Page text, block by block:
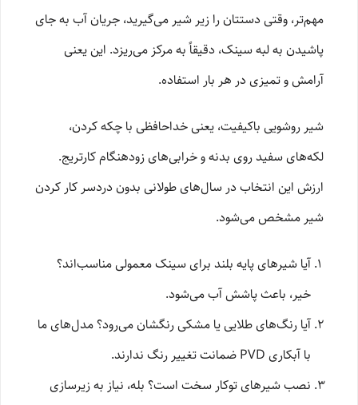
مهم‌تر، وقتی دستتان را زیر شیر می‌گیرید، جریان آب به جای
پاشیدن به لبه سینک، دقیقاً به مرکز می‌ریزد. این یعنی
آرامش و تمیزی در هر بار استفاده.
شیر روشویی باکیفیت، یعنی خداحافظی با چکه کردن،
لکه‌های سفید روی بدنه و خرابی‌های زودهنگام کارتریج.
ارزش این انتخاب در سال‌های طولانی بدون دردسر کار کردن
شیر مشخص می‌شود.
آیا شیرهای پایه بلند برای سینک معمولی مناسب‌اند؟
خیر، باعث پاشش آب می‌شود.
آیا رنگ‌های طلایی یا مشکی رنگشان می‌رود؟ مدل‌های ما
با آبکاری PVD ضمانت تغییر رنگ ندارند.
نصب شیرهای توکار سخت است؟ بله، نیاز به زیرسازی